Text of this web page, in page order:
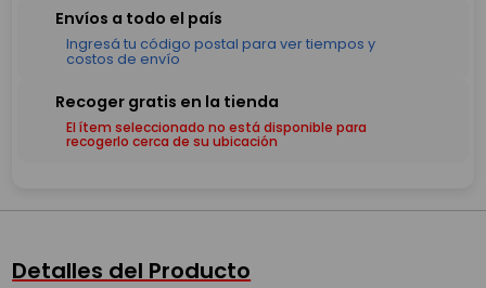
El ítem seleccionado no está disponible para
recogerlo cerca de su ubicación
Detalles del Producto